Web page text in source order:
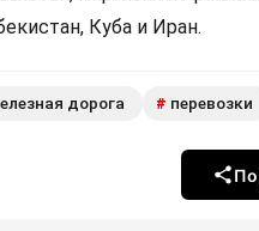
Куба и Иран.
дорога # перевозки